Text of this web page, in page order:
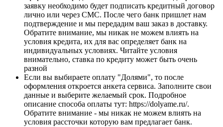
заявку необходимо будет подписать кредитный договор
лично или через СМС. После чего банк пришлет нам
подтверждение и мы передадим ваш заказ в доставку.
Обратите внимание, мы никак не можем влиять на
условия кредита, их для вас определяет банк на
индивидуальных условиях. Читайте условия
внимательно, ставка по кредиту может быть очень
разной
Если вы выбираете оплату "Долями", то после
оформления откроется анкета сервиса. Заполните свои
данные и выберите желаемый срок. Подробное
описание способа оплаты тут: https://dolyame.ru/.
Обратите внимание - мы никак не можем влиять на
условия рассточки которую вам предлагает банк.